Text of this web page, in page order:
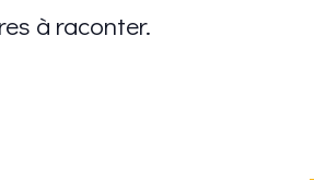
à raconter.